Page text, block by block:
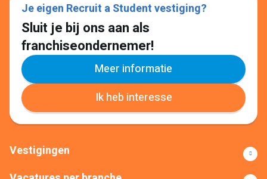
Je eigen Recruit a Student vestiging?
Sluit je bij ons aan als
franchiseondernemer!
Meer informatie
Ik heb interesse
Vestigingen